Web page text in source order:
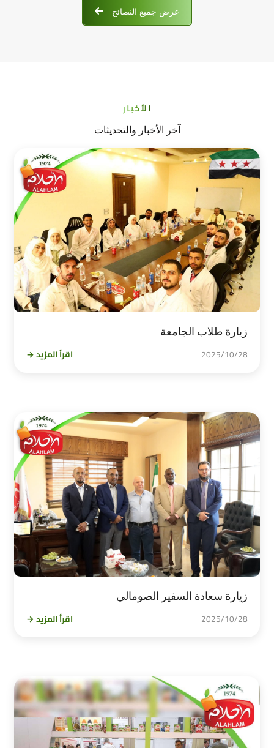
عرض جميع النصائح
الأخبار
آخر الأخبار والتحديثات
زيارة طلاب الجامعة
2025/10/28 اقرأ المزيد →
زيارة سعادة السفير الصومالي
2025/10/28 اقرأ المزيد →